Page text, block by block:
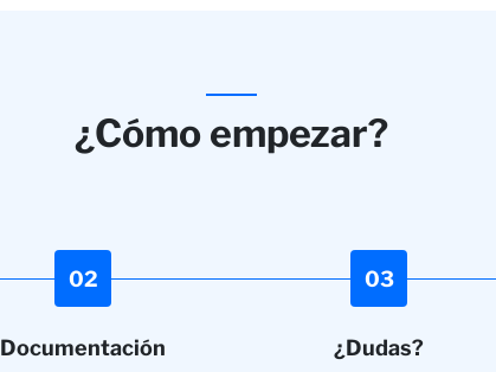
¿Cómo empezar?
02
Documentación
03
¿Dudas?